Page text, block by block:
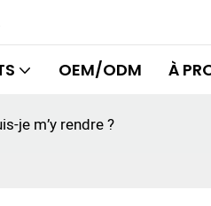
OEM/ODM À
je m’y rendre ?